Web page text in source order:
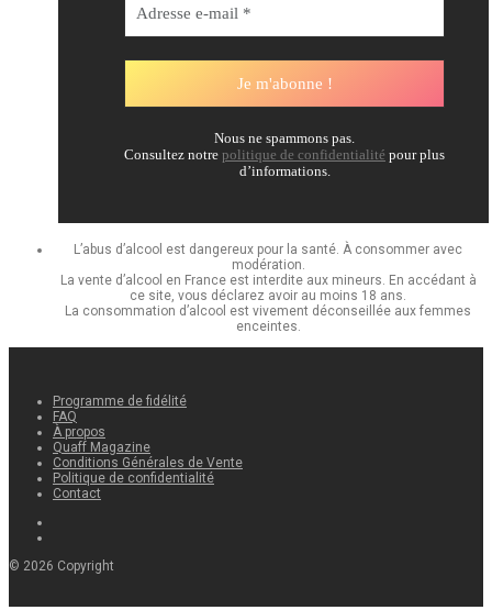
Nous ne spammons pas.
Consultez notre politique de confidentialité pour plus
d’informations.
L’abus d’alcool est dangereux pour la santé. À consommer avec
modération.
La vente d’alcool en France est interdite aux mineurs. En accédant à
ce site, vous déclarez avoir au moins 18 ans.
La consommation d’alcool est vivement déconseillée aux femmes
enceintes.
Programme de fidélité
FAQ
À propos
Quaff Magazine
Conditions Générales de Vente
Politique de confidentialité
Contact
© 2026 Copyright